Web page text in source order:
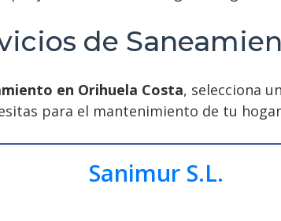
de
en Orihuela Costa, selecciona
para el mantenimiento de tu
Sanimur S.L.